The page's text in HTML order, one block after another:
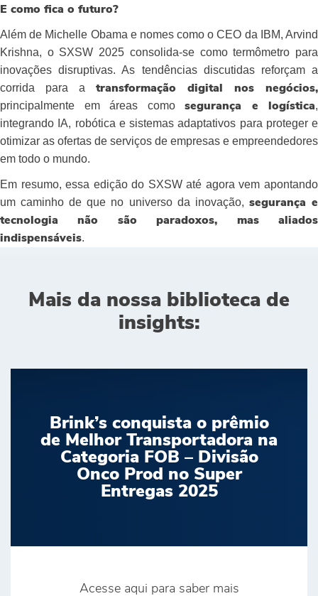
E como fica o futuro?
Além de Michelle Obama e nomes como o CEO da IBM, Arvind
Krishna, o SXSW 2025 consolida-se como termômetro para
inovações disruptivas. As tendências discutidas reforçam a
corrida para a transformação digital nos negócios,
principalmente em áreas como segurança e logística,
integrando IA, robótica e sistemas adaptativos para proteger e
otimizar as ofertas de serviços de empresas e empreendedores
em todo o mundo.
Em resumo, essa edição do SXSW até agora vem apontando
um caminho de que no universo da inovação, segurança e
tecnologia não são paradoxos, mas aliados
indispensáveis.
Mais da nossa biblioteca de
insights:
Brink’s conquista o prêmio
de Melhor Transportadora na
Categoria FOB – Divisão
Onco Prod no Super
Entregas 2025
Acesse aqui para saber mais